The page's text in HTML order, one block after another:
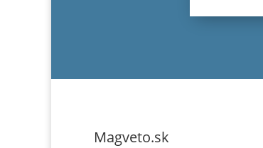
Magveto.sk